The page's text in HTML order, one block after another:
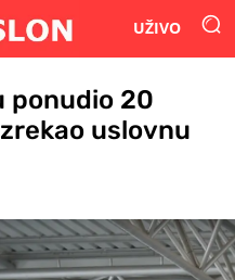
UŽIVO
ponudio 20
uslovnu